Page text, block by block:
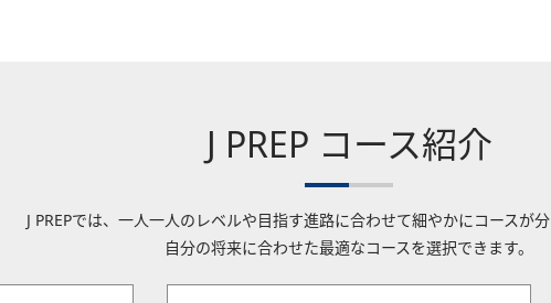
J PREP コース紹介
J PREPでは、一人一人のレベルや目指す進路に合わせて細やかにコースが分
自分の将来に合わせた最適なコースを選択できます。